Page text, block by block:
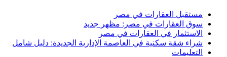
مستقبل العقارات في مصر
سوق العقارات في مصر: مظهر جديد
الاستثمار في العقارات في مصر
شراء شقة سكنية في العاصمة الإدارية الجديدة: دليل شامل
التعليمات